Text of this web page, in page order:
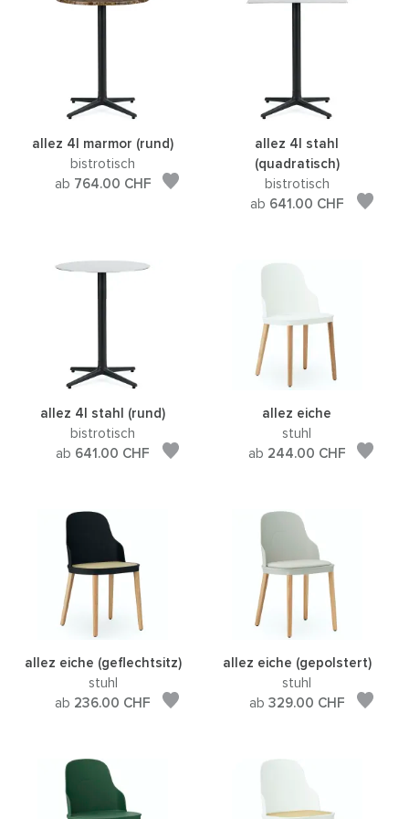
allez 4l marmor (rund)
bistrotisch
ab 764.00 CHF
allez 4l stahl
(quadratisch)
bistrotisch
ab 641.00 CHF
allez 4l stahl (rund)
bistrotisch
ab 641.00 CHF
allez eiche
stuhl
ab 244.00 CHF
allez eiche (geflechtsitz)
stuhl
ab 236.00 CHF
allez eiche (gepolstert)
stuhl
ab 329.00 CHF